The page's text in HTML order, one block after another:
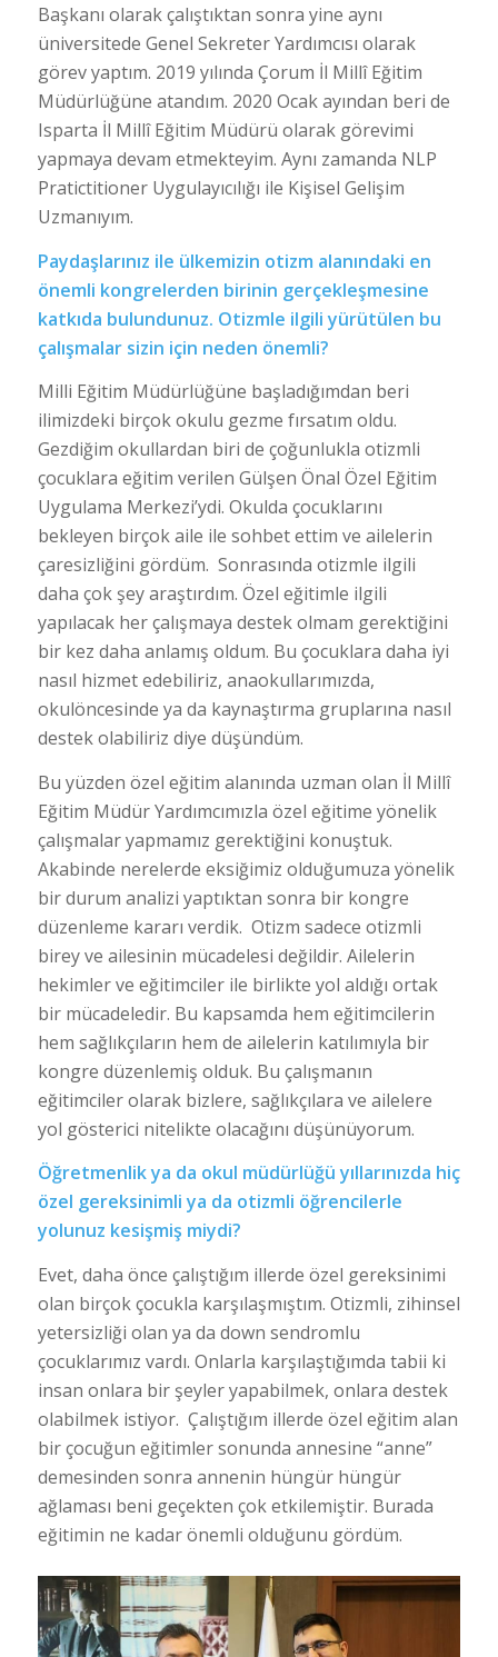
Başkanı olarak çalıştıktan sonra yine aynı
üniversitede Genel Sekreter Yardımcısı olarak
görev yaptım. 2019 yılında Çorum İl Millî Eğitim
Müdürlüğüne atandım. 2020 Ocak ayından beri de
Isparta İl Millî Eğitim Müdürü olarak görevimi
yapmaya devam etmekteyim. Aynı zamanda NLP
Pratictitioner Uygulayıcılığı ile Kişisel Gelişim
Uzmanıyım.
Paydaşlarınız ile ülkemizin otizm alanındaki en
önemli kongrelerden birinin gerçekleşmesine
katkıda bulundunuz. Otizmle ilgili yürütülen bu
çalışmalar sizin için neden önemli?
Milli Eğitim Müdürlüğüne başladığımdan beri
ilimizdeki birçok okulu gezme fırsatım oldu.
Gezdiğim okullardan biri de çoğunlukla otizmli
çocuklara eğitim verilen Gülşen Önal Özel Eğitim
Uygulama Merkezi’ydi. Okulda çocuklarını
bekleyen birçok aile ile sohbet ettim ve ailelerin
çaresizliğini gördüm. Sonrasında otizmle ilgili
daha çok şey araştırdım. Özel eğitimle ilgili
yapılacak her çalışmaya destek olmam gerektiğini
bir kez daha anlamış oldum. Bu çocuklara daha iyi
nasıl hizmet edebiliriz, anaokullarımızda,
okulöncesinde ya da kaynaştırma gruplarına nasıl
destek olabiliriz diye düşündüm.
Bu yüzden özel eğitim alanında uzman olan İl Millî
Eğitim Müdür Yardımcımızla özel eğitime yönelik
çalışmalar yapmamız gerektiğini konuştuk.
Akabinde nerelerde eksiğimiz olduğumuza yönelik
bir durum analizi yaptıktan sonra bir kongre
düzenleme kararı verdik. Otizm sadece otizmli
birey ve ailesinin mücadelesi değildir. Ailelerin
hekimler ve eğitimciler ile birlikte yol aldığı ortak
bir mücadeledir. Bu kapsamda hem eğitimcilerin
hem sağlıkçıların hem de ailelerin katılımıyla bir
kongre düzenlemiş olduk. Bu çalışmanın
eğitimciler olarak bizlere, sağlıkçılara ve ailelere
yol gösterici nitelikte olacağını düşünüyorum.
Öğretmenlik ya da okul müdürlüğü yıllarınızda hiç
özel gereksinimli ya da otizmli öğrencilerle
yolunuz kesişmiş miydi?
Evet, daha önce çalıştığım illerde özel gereksinimi
olan birçok çocukla karşılaşmıştım. Otizmli, zihinsel
yetersizliği olan ya da down sendromlu
çocuklarımız vardı. Onlarla karşılaştığımda tabii ki
insan onlara bir şeyler yapabilmek, onlara destek
olabilmek istiyor. Çalıştığım illerde özel eğitim alan
bir çocuğun eğitimler sonunda annesine “anne”
demesinden sonra annenin hüngür hüngür
ağlaması beni geçekten çok etkilemiştir. Burada
eğitimin ne kadar önemli olduğunu gördüm.